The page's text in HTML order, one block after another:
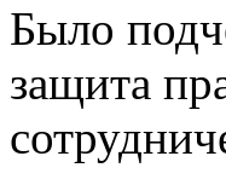
Было
защита